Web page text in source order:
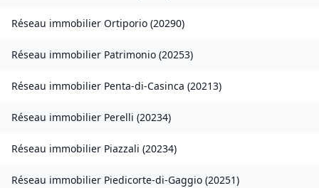
Réseau immobilier Ortiporio (20290)
Réseau immobilier Patrimonio (20253)
Réseau immobilier Penta-di-Casinca (20213)
Réseau immobilier Perelli (20234)
Réseau immobilier Piazzali (20234)
Réseau immobilier Piedicorte-di-Gaggio (20251)